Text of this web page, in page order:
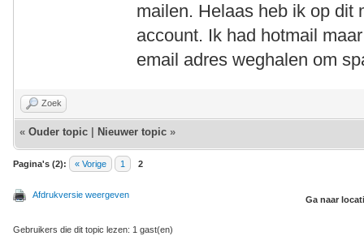
mailen. Helaas heb ik op dit
account. Ik had hotmail
email adres weghalen om
Zoek
« Ouder topic Nieuwer topic »
Pagina's (2): « Vorige 1 2
Afdrukversie weergeven Ga naar
Gebruikers die dit topic lezen: 1 gast(en)